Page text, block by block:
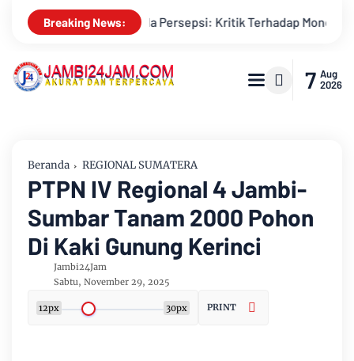
Breaking News:
Monopoli Kebenaran oleh Media dan Aktivis
7 Aug
2026
Beranda REGIONAL SUMATERA
PTPN IV Regional 4 Jambi-
Sumbar Tanam 2000 Pohon
Di Kaki Gunung Kerinci
Jambi24Jam
Sabtu, November 29, 2025
12px 30px PRINT